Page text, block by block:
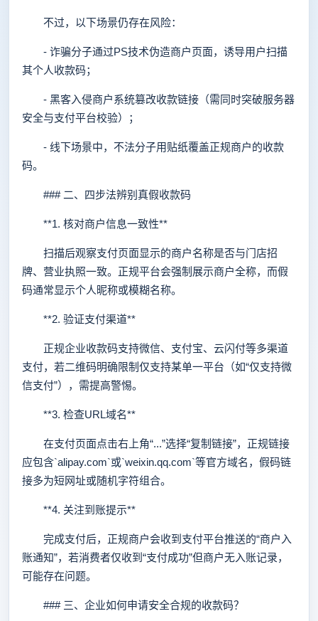
不过，以下场景仍存在风险：
- 诈骗分子通过PS技术伪造商户页面，诱导用户扫描
其个人收款码；
- 黑客入侵商户系统篡改收款链接（需同时突破服务器
安全与支付平台校验）；
- 线下场景中，不法分子用贴纸覆盖正规商户的收款
码。
### 二、四步法辨别真假收款码
**1. 核对商户信息一致性**
扫描后观察支付页面显示的商户名称是否与门店招
牌、营业执照一致。正规平台会强制展示商户全称，而假
码通常显示个人昵称或模糊名称。
**2. 验证支付渠道**
正规企业收款码支持微信、支付宝、云闪付等多渠道
支付，若二维码明确限制仅支持某单一平台（如“仅支持微
信支付”），需提高警惕。
**3. 检查URL域名**
在支付页面点击右上角“...”选择“复制链接”，正规链接
应包含`alipay.com`或`weixin.qq.com`等官方域名，假码链
接多为短网址或随机字符组合。
**4. 关注到账提示**
完成支付后，正规商户会收到支付平台推送的“商户入
账通知”，若消费者仅收到“支付成功”但商户无入账记录，
可能存在问题。
### 三、企业如何申请安全合规的收款码？